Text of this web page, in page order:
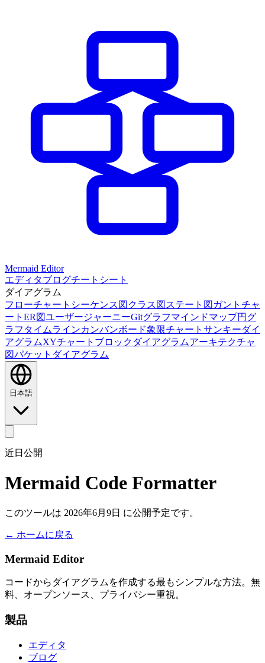
Mermaid Editor
エディタブログチートシート
ダイアグラム
フローチャート シーケンス図 クラス図 ステート図 ガントチャ
ート ER図ユーザージャーニーGitグラフマインドマップ円グ
ラフ タイムラインカンバンボード象限チャート サンキーダイ
アグラムXYチャート ブロックダイアグラムアーキテクチャ
図パケットダイアグラム
日本語
近日公開
Mermaid Code Formatter
このツールは 2026年6月9日 に公開予定です。
← ホームに戻る
Mermaid Editor
コードからダイアグラムを作成する最もシンプルな方法。無
料、オープンソース、プライバシー重視。
製品
エディタ
ブログ